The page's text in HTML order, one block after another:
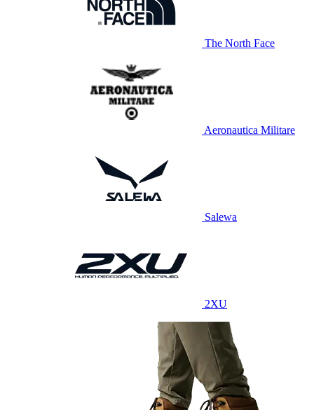
The North Face
Aeronautica Militare
Salewa
2XU